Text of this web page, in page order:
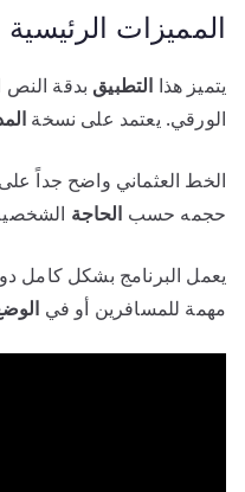
المميزات الرئيسية
يتميز هذا التطبيق بدقة
الورقي. يعتمد على نسخة
الخط العثماني واضح جداً
حجمه حسب الحاجة
يعمل البرنامج بشكل كامل
مهمة للمسافرين أو في